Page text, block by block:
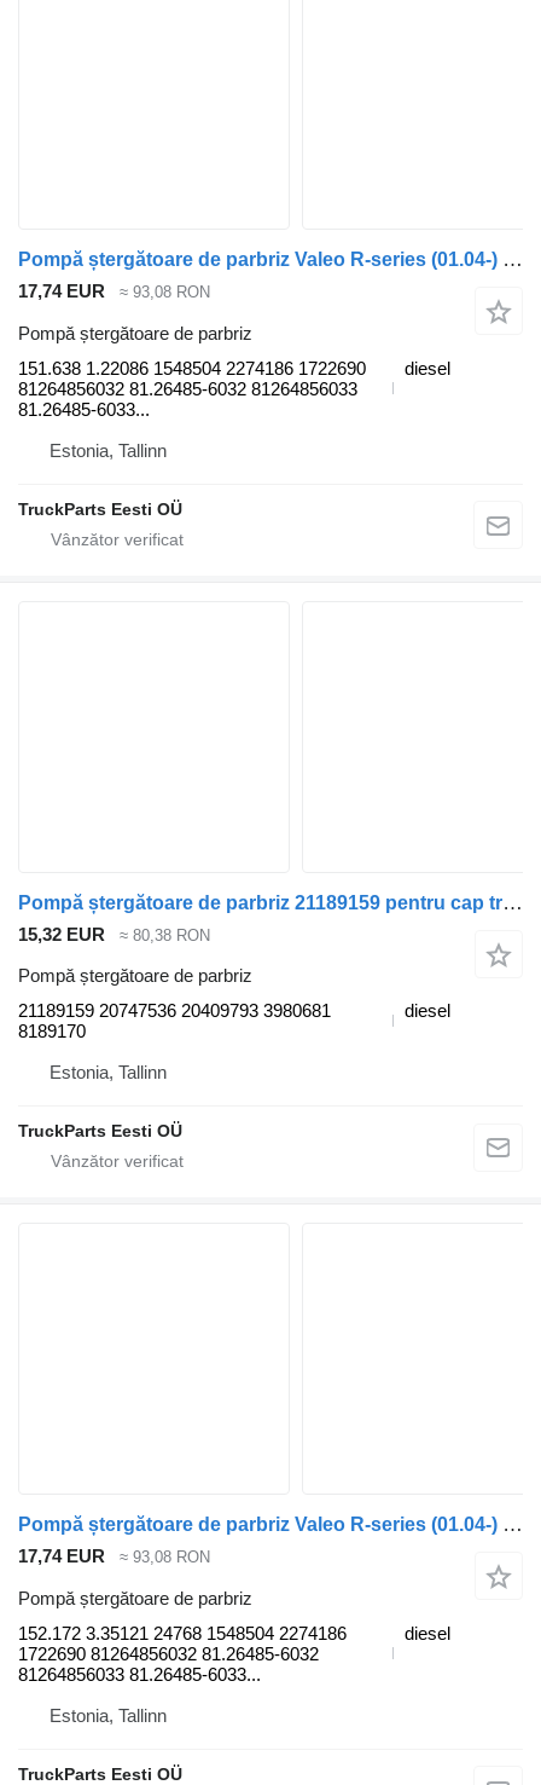
Pompă ștergătoare de parbriz Valeo R-series (01.04-) 151.638 1.22086 pentru cap tractor Scania P,G,R,T-series (2004-2017)
17,74 EUR ≈ 93,08 RON
Pompă ștergătoare de parbriz
151.638 1.22086 1548504 2274186 1722690
81264856032 81.26485-6032 81264856033
81.26485-6033...
diesel
Estonia, Tallinn
TruckParts Eesti OÜ
Pompă ștergătoare de parbriz 21189159 pentru cap tractor Volvo FM7-FM12, FM, FMX
15,32 EUR ≈ 80,38 RON
Pompă ștergătoare de parbriz
21189159 20747536 20409793 3980681
8189170
diesel
Estonia, Tallinn
TruckParts Eesti OÜ
Pompă ștergătoare de parbriz Valeo R-series (01.04-) 152.172 pentru cap tractor Scania P,G,R,T-series (2004-2017)
17,74 EUR ≈ 93,08 RON
Pompă ștergătoare de parbriz
152.172 3.35121 24768 1548504 2274186
1722690 81264856032 81.26485-6032
81264856033 81.26485-6033...
diesel
Estonia, Tallinn
TruckParts Eesti OÜ